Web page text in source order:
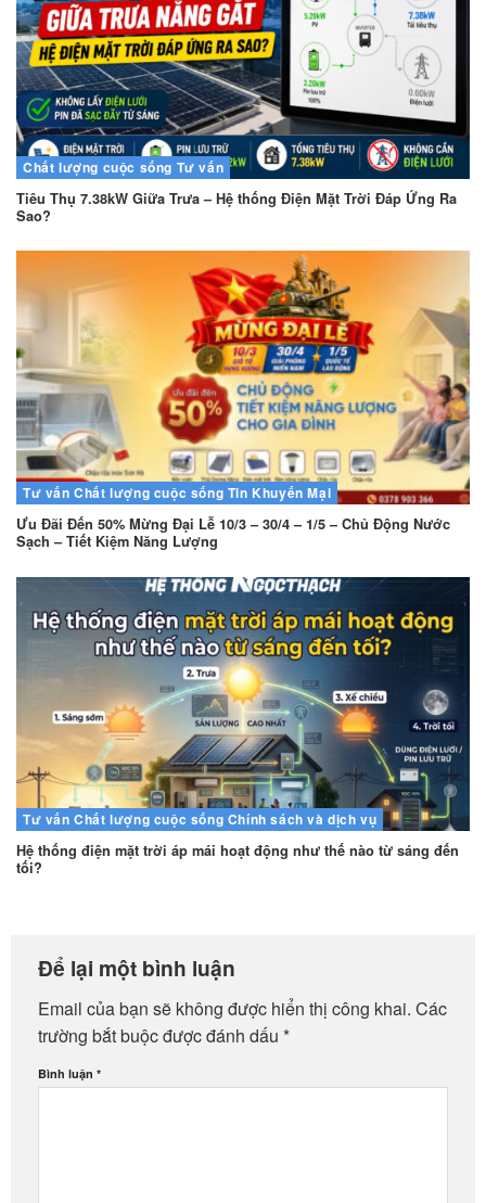
Chất lượng cuộc sống Tư vấn
Tiêu Thụ 7.38kW Giữa Trưa – Hệ thống Điện Mặt Trời Đáp Ứng Ra
Sao?
Tư vấn Chất lượng cuộc sống Tin Khuyến Mại
Ưu Đãi Đến 50% Mừng Đại Lễ 10/3 – 30/4 – 1/5 – Chủ Động Nước
Sạch – Tiết Kiệm Năng Lượng
Tư vấn Chất lượng cuộc sống Chính sách và dịch vụ
Hệ thống điện mặt trời áp mái hoạt động như thế nào từ sáng đến
tối?
Để lại một bình luận
Email của bạn sẽ không được hiển thị công khai. Các
trường bắt buộc được đánh dấu *
Bình luận *